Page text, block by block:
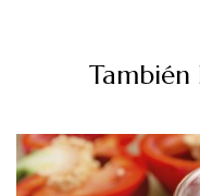
También